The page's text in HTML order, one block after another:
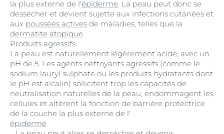
la plus externe de l'épiderme. La peau peut donc se
dessécher et devient sujette aux infections cutanées et
aux poussées actives de maladies, telles que la
dermatite atopique.
Produits agressifs
La peau est naturellement légèrement acide, avec un
pH de 5. Les agents nettoyants agressifs (comme le
sodium lauryl sulphate ou les produits hydratants dont
le pH est alcalin) sollicitent trop les capacités de
neutralisation naturelles de la peau, endommagent les
cellules et altèrent la fonction de barrière protectrice
de la couche la plus externe de l'
épiderme